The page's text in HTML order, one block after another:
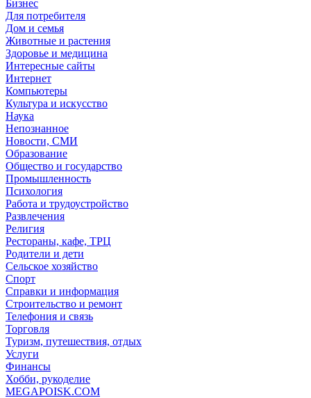
Бизнес
Для потребителя
Дом и семья
Животные и растения
Здоровье и медицина
Интересные сайты
Интернет
Компьютеры
Культура и искусство
Наука
Непознанное
Новости, СМИ
Образование
Общество и государство
Промышленность
Психология
Работа и трудоустройство
Развлечения
Религия
Рестораны, кафе, ТРЦ
Родители и дети
Сельское хозяйство
Спорт
Справки и информация
Строительство и ремонт
Телефония и связь
Торговля
Туризм, путешествия, отдых
Услуги
Финансы
Хобби, рукоделие
MEGAPOISK.COM